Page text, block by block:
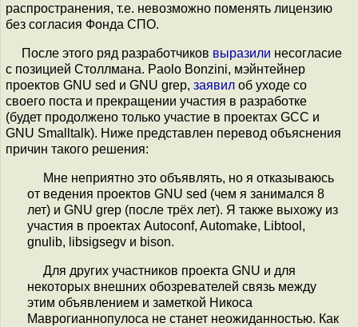
распространения, т.е. невозможно поменять лицензию
без согласия Фонда СПО.
После этого ряд разработчиков выразили несогласие
с позицией Столлмана. Paolo Bonzini, мэйнтейнер
проектов GNU sed и GNU grep, заявил об уходе со
своего поста и прекращении участия в разработке
(будет продолжено только участие в проектах GCC и
GNU Smalltalk). Ниже представлен перевод объяснения
причин такого решения:
Мне неприятно это объявлять, но я отказываюсь
от ведения проектов GNU sed (чем я занимался 8
лет) и GNU grep (после трёх лет). Я также выхожу из
участия в проектах Autoconf, Automake, Libtool,
gnulib, libsigsegv и bison.
Для других участников проекта GNU и для
некоторых внешних обозревателей связь между
этим объявлением и заметкой Никоса
Маврогианнопулоса не станет неожиданностью. Как